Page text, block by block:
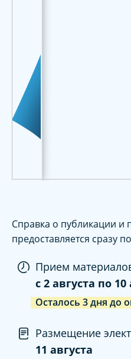
Справка о публикации и
предоставляется сразу
Прием
c 2 августа по 10
Осталось 3дня до
Размещение
11 августа